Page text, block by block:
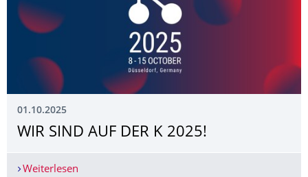
01.10.2025
WIR SIND AUF DER K 2025!
Weiterlesen